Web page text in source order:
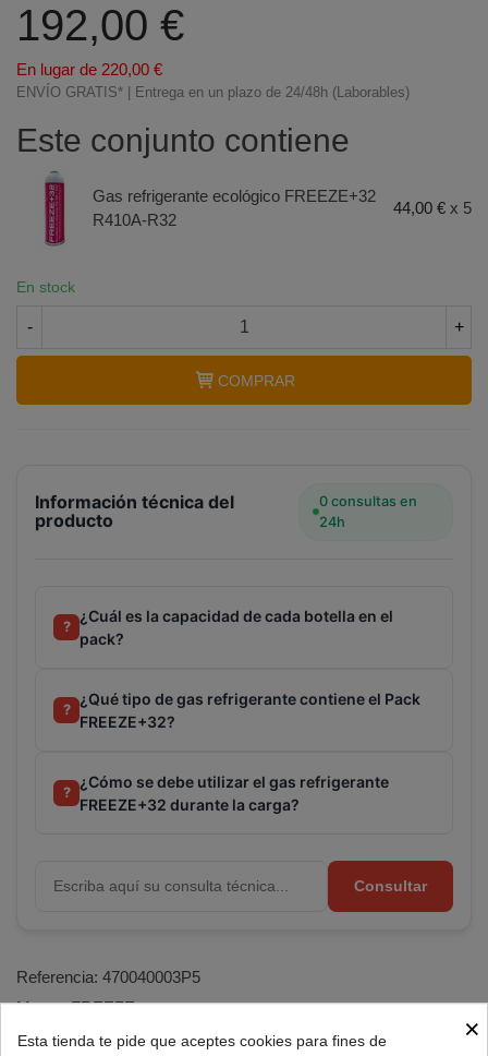
192,00 €
En lugar de 220,00 €
ENVÍO GRATIS* | Entrega en un plazo de 24/48h (Laborables)
Este conjunto contiene
Gas refrigerante ecológico FREEZE+32
R410A-R32
44,00 € x 5
En stock
- +
COMPRAR
Información técnica del
producto
0 consultas en
24h
?
¿Cuál es la capacidad de cada botella en el
pack?
?
¿Qué tipo de gas refrigerante contiene el Pack
FREEZE+32?
?
¿Cómo se debe utilizar el gas refrigerante
FREEZE+32 durante la carga?
Consultar
Referencia: 470040003P5
Marca: FREEZE+
botellas gas refrigerante ecológico FREEZE+32
R410A-R32
×
Esta tienda te pide que aceptes cookies para fines de